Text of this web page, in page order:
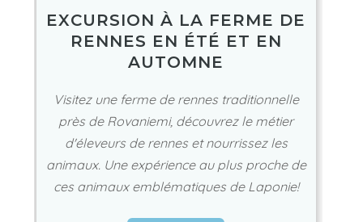
EXCURSION À LA FERME DE
RENNES EN ÉTÉ ET EN
AUTOMNE
Visitez une ferme de rennes traditionnelle
près de Rovaniemi, découvrez le métier
d'éleveurs de rennes et nourrissez les
animaux. Une expérience au plus proche de
ces animaux emblématiques de Laponie!